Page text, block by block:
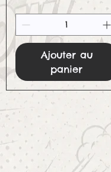
Ajouter au
panier